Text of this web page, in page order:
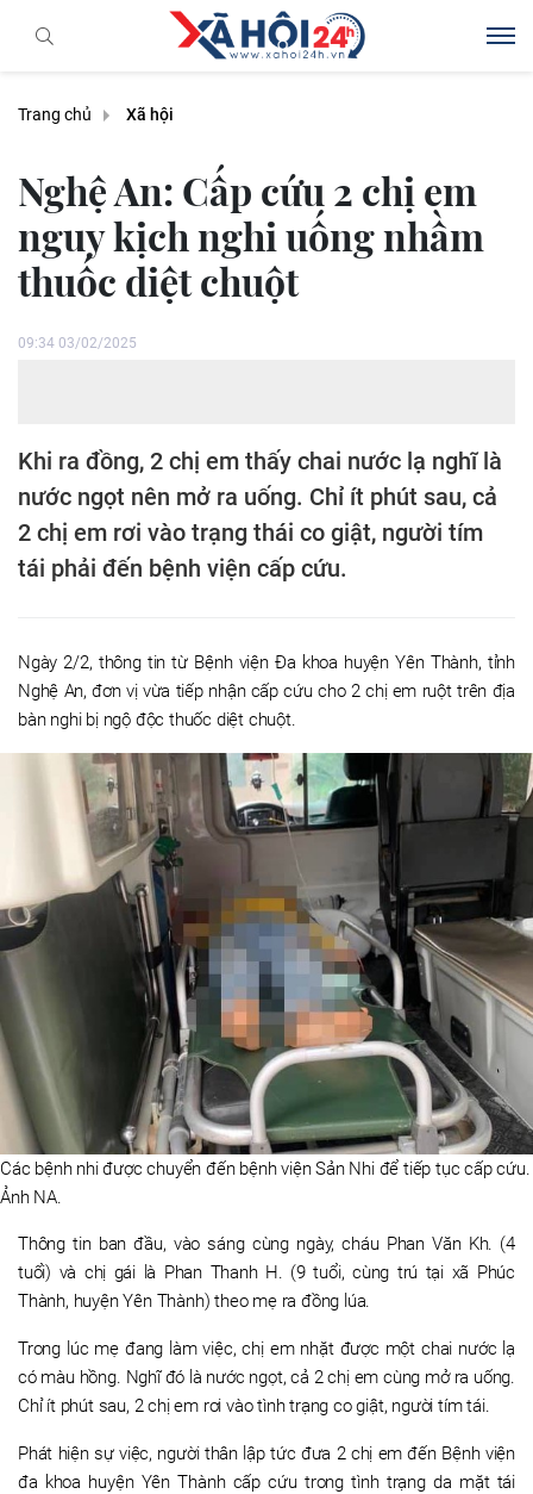
Trang chủ Xã hội
Nghệ An: Cấp cứu 2 chị em
nguy kịch nghi uống nhầm
thuốc diệt chuột
09:34 03/02/2025
Khi ra đồng, 2 chị em thấy chai nước lạ nghĩ là
nước ngọt nên mở ra uống. Chỉ ít phút sau, cả
2 chị em rơi vào trạng thái co giật, người tím
tái phải đến bệnh viện cấp cứu.
Ngày 2/2, thông tin từ Bệnh viện Đa khoa huyện Yên Thành, tỉnh
Nghệ An, đơn vị vừa tiếp nhận cấp cứu cho 2 chị em ruột trên địa
bàn nghi bị ngộ độc thuốc diệt chuột.
Các bệnh nhi được chuyển đến bệnh viện Sản Nhi để tiếp tục cấp cứu.
Ảnh NA.
Thông tin ban đầu, vào sáng cùng ngày, cháu Phan Văn Kh. (4
tuổi) và chị gái là Phan Thanh H. (9 tuổi, cùng trú tại xã Phúc
Thành, huyện Yên Thành) theo mẹ ra đồng lúa.
Trong lúc mẹ đang làm việc, chị em nhặt được một chai nước lạ
có màu hồng. Nghĩ đó là nước ngọt, cả 2 chị em cùng mở ra uống.
Chỉ ít phút sau, 2 chị em rơi vào tình trạng co giật, người tím tái.
Phát hiện sự việc, người thân lập tức đưa 2 chị em đến Bệnh viện
đa khoa huyện Yên Thành cấp cứu trong tình trạng da mặt tái